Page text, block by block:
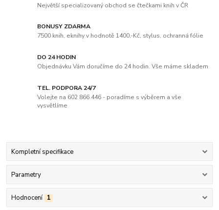
Největší specializovaný obchod se čtečkami knih v ČR
BONUSY ZDARMA
7500 knih, eknihy v hodnotě 1400,-Kč, stylus, ochranná fólie
DO 24 HODIN
Objednávku Vám doručíme do 24 hodin. Vše máme skladem
TEL. PODPORA 24/7
Volejte na 602 866 446 - poradíme s výběrem a vše
vysvětlíme
Kompletní specifikace
Parametry
Hodnocení 1